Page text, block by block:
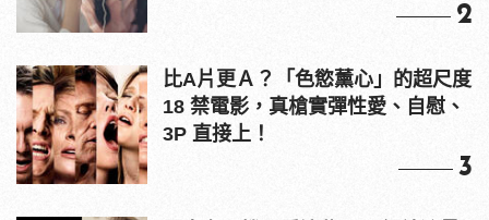
2
比A片更Ａ？「色慾薰心」的超尺度
18 禁電影，真槍實彈性愛、自慰、
3P 直接上！
3